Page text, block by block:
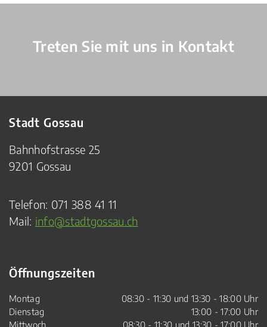
Treten Sie mit uns in Kontakt
Stadt Gossau
Bahnhofstrasse 25
9201 Gossau
Telefon: 071 388 41 11
Mail: info@stadtgossau.ch
Öffnungszeiten
Montag
08:30 - 11:30 und 13:30 - 18:00 Uhr
Dienstag
13:00 - 17:00 Uhr
Mittwoch
08:30 - 11:30 und 13:30 - 17:00 Uhr